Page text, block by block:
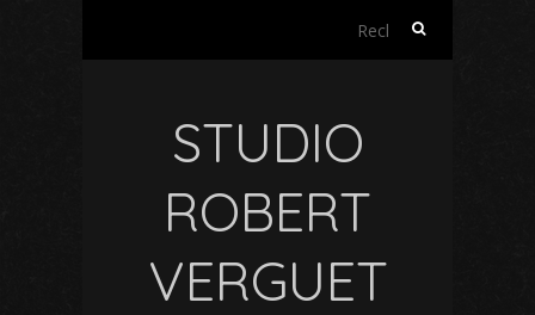
Rechercher :
STUDIO
ROBERT
VERGUET